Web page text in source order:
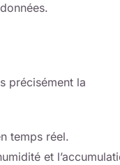
précisément la
temps réel.
et